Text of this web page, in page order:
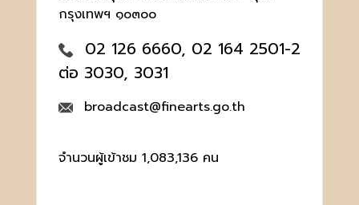
กรุงเทพฯ ๑๐๓๐๐
02 126 6660, 02 164 2501-2
ต่อ 3030, 3031
broadcast@finearts.go.th
จำนวนผู้เข้าชม 1,083,136 คน